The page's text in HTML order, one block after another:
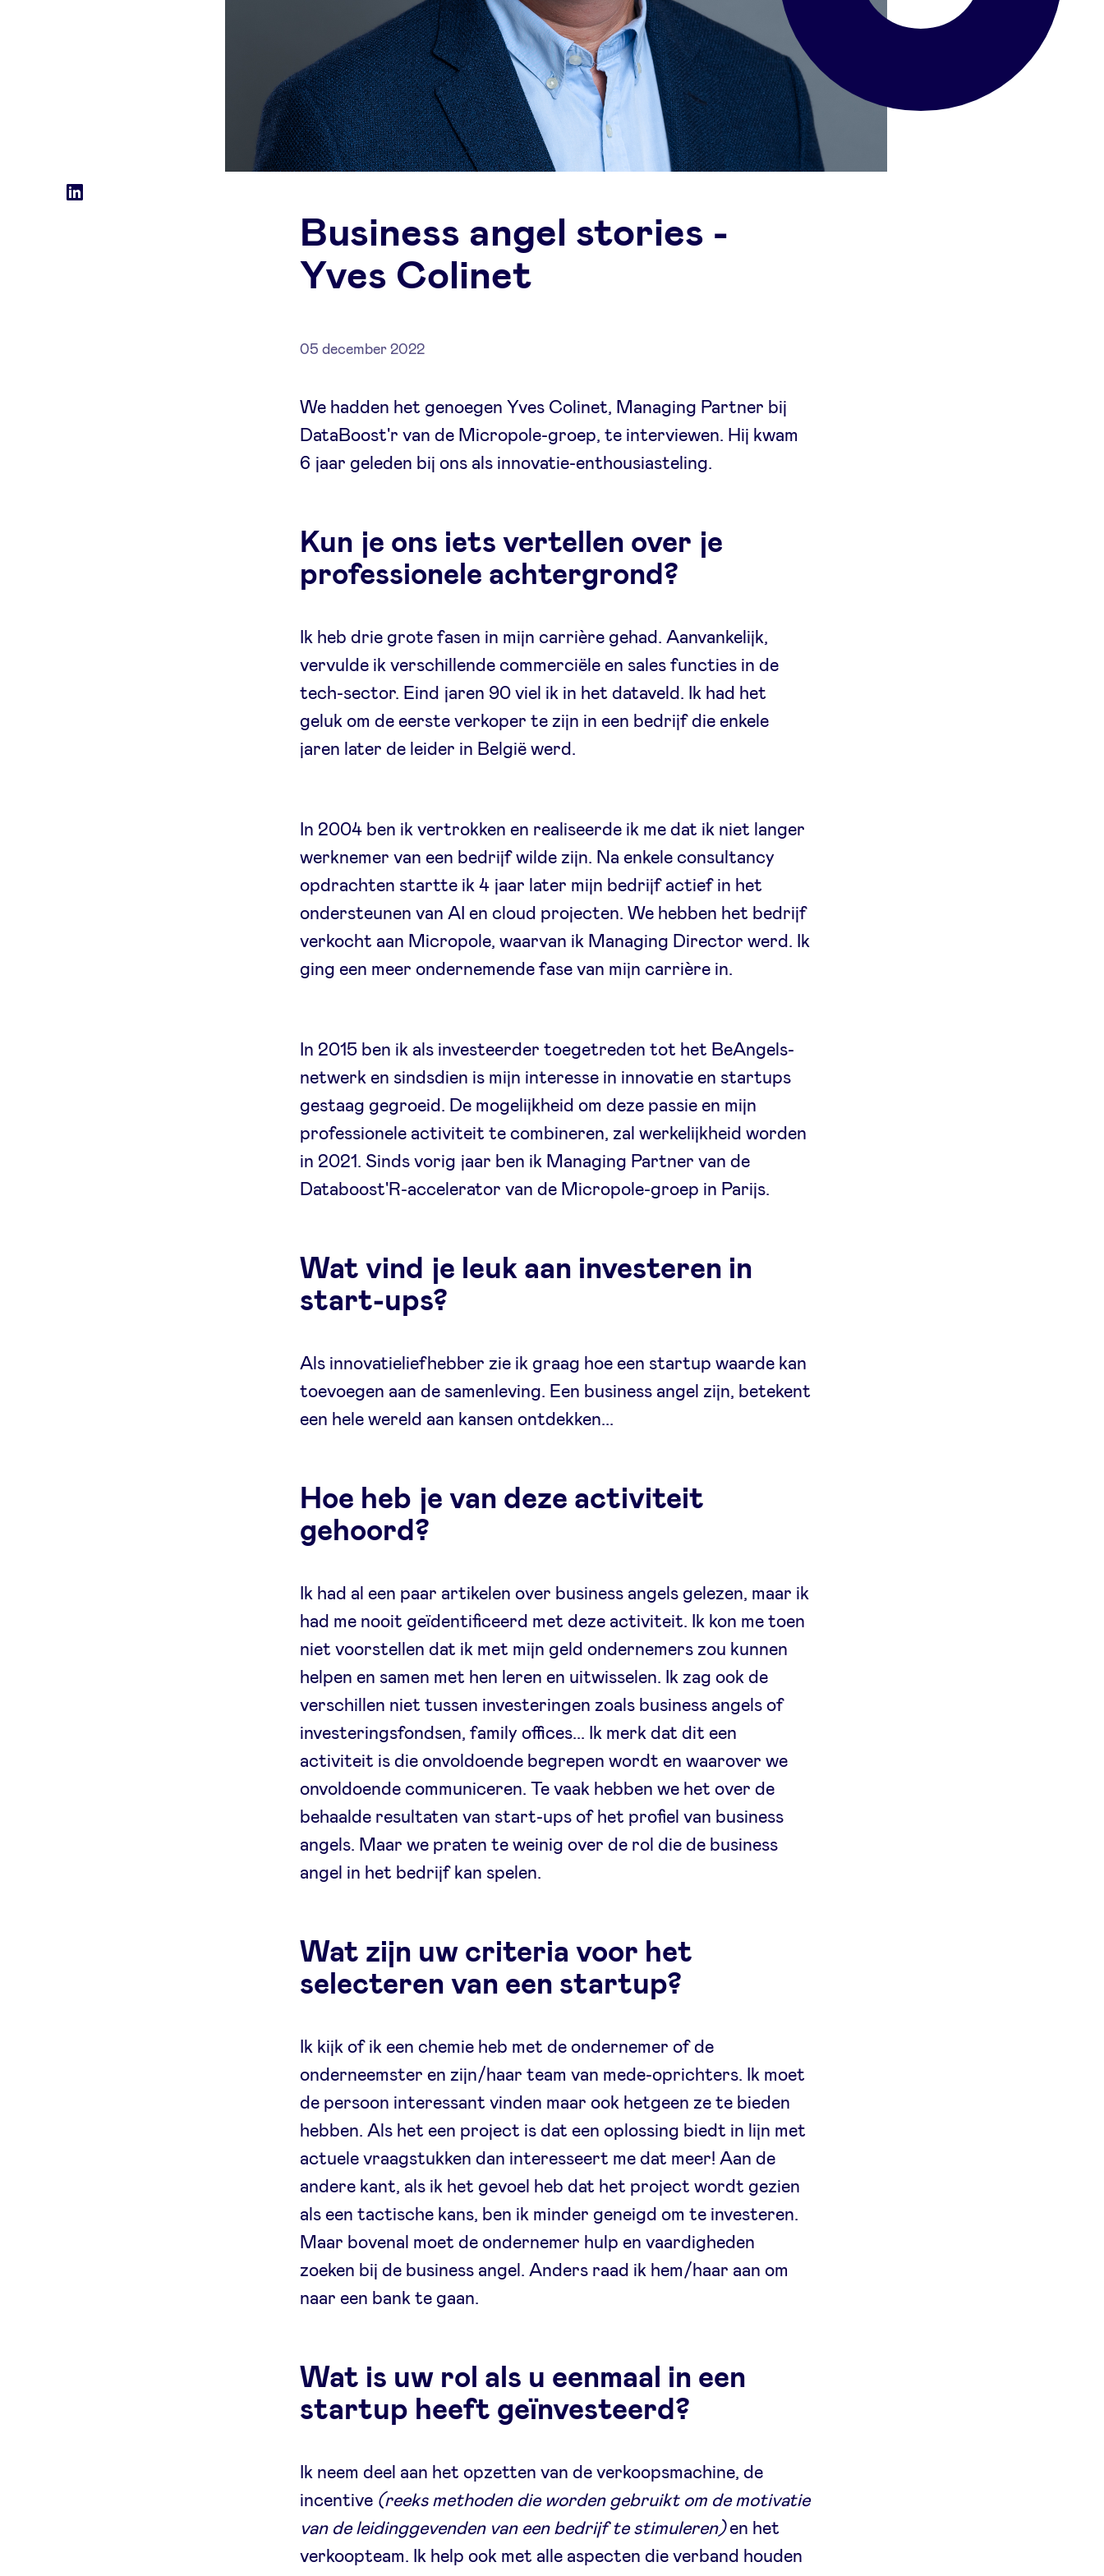
Business angel stories -
Yves Colinet
05 december 2022
We hadden het genoegen Yves Colinet, Managing Partner bij
DataBoost'r van de Micropole-groep, te interviewen. Hij kwam
6 jaar geleden bij ons als innovatie-enthousiasteling.
Kun je ons iets vertellen over je
professionele achtergrond?
Ik heb drie grote fasen in mijn carrière gehad. Aanvankelijk,
vervulde ik verschillende commerciële en sales functies in de
tech-sector. Eind jaren 90 viel ik in het dataveld. Ik had het
geluk om de eerste verkoper te zijn in een bedrijf die enkele
jaren later de leider in België werd.
In 2004 ben ik vertrokken en realiseerde ik me dat ik niet langer
werknemer van een bedrijf wilde zijn. Na enkele consultancy
opdrachten startte ik 4 jaar later mijn bedrijf actief in het
ondersteunen van AI en cloud projecten. We hebben het bedrijf
verkocht aan Micropole, waarvan ik Managing Director werd. Ik
ging een meer ondernemende fase van mijn carrière in.
In 2015 ben ik als investeerder toegetreden tot het BeAngels-
netwerk en sindsdien is mijn interesse in innovatie en startups
gestaag gegroeid. De mogelijkheid om deze passie en mijn
professionele activiteit te combineren, zal werkelijkheid worden
in 2021. Sinds vorig jaar ben ik Managing Partner van de
Databoost'R-accelerator van de Micropole-groep in Parijs.
Wat vind je leuk aan investeren in
start-ups?
Als innovatieliefhebber zie ik graag hoe een startup waarde kan
toevoegen aan de samenleving. Een business angel zijn, betekent
een hele wereld aan kansen ontdekken...
Hoe heb je van deze activiteit
gehoord?
Ik had al een paar artikelen over business angels gelezen, maar ik
had me nooit geïdentificeerd met deze activiteit. Ik kon me toen
niet voorstellen dat ik met mijn geld ondernemers zou kunnen
helpen en samen met hen leren en uitwisselen. Ik zag ook de
verschillen niet tussen investeringen zoals business angels of
investeringsfondsen, family offices... Ik merk dat dit een
activiteit is die onvoldoende begrepen wordt en waarover we
onvoldoende communiceren. Te vaak hebben we het over de
behaalde resultaten van start-ups of het profiel van business
angels. Maar we praten te weinig over de rol die de business
angel in het bedrijf kan spelen.
Wat zijn uw criteria voor het
selecteren van een startup?
Ik kijk of ik een chemie heb met de ondernemer of de
onderneemster en zijn/haar team van mede-oprichters. Ik moet
de persoon interessant vinden maar ook hetgeen ze te bieden
hebben. Als het een project is dat een oplossing biedt in lijn met
actuele vraagstukken dan interesseert me dat meer! Aan de
andere kant, als ik het gevoel heb dat het project wordt gezien
als een tactische kans, ben ik minder geneigd om te investeren.
Maar bovenal moet de ondernemer hulp en vaardigheden
zoeken bij de business angel. Anders raad ik hem/haar aan om
naar een bank te gaan.
Wat is uw rol als u eenmaal in een
startup heeft geïnvesteerd?
Ik neem deel aan het opzetten van de verkoopsmachine, de
incentive (reeks methoden die worden gebruikt om de motivatie
van de leidinggevenden van een bedrijf te stimuleren)en het
verkoopteam. Ik help ook met alle aspecten die verband houden
Social
LinkedIn